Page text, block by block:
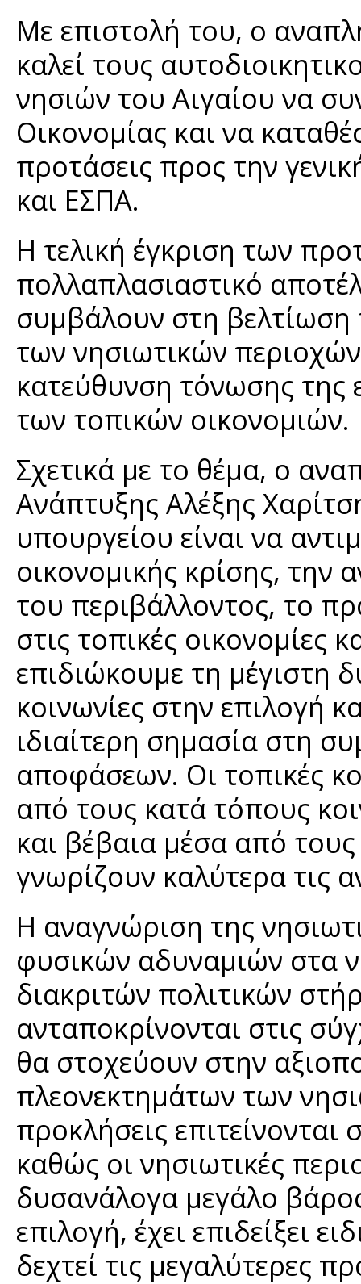
Με επιστολή του, ο
καλεί τους
νησιών του Αιγαίου να
Οικονομίας και να
προτάσεις προς την
και ΕΣΠΑ.
Η τελική έγκριση των
πολλαπλασιαστικό
συμβάλουν στη βελτίωση
των νησιωτικών
κατεύθυνση τόνωσης της
των τοπικών οικονομιών.
Σχετικά με το θέμα, ο
Ανάπτυξης Αλέξης
υπουργείου είναι να
οικονομικής κρίσης, την
του περιβάλλοντος, το
στις τοπικές οικονομίες
επιδιώκουμε τη μέγιστη
κοινωνίες στην επιλογή
ιδιαίτερη σημασία στη
αποφάσεων. Οι τοπικές
από τους κατά τόπους
και βέβαια μέσα από
γνωρίζουν καλύτερα τις
Η αναγνώριση της
φυσικών αδυναμιών στα
διακριτών πολιτικών
ανταποκρίνονται στις
θα στοχεύουν στην
πλεονεκτημάτων των
προκλήσεις
καθώς οι νησιωτικές
δυσανάλογα μεγάλο
επιλογή, έχει επιδείξει
δεχτεί τις μεγαλύτερες